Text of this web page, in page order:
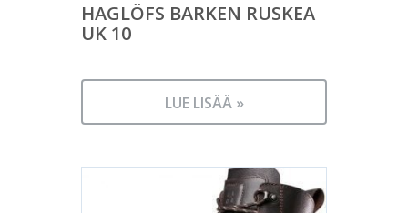
HAGLÖFS BARKEN RUSKEA
UK 10
LUE LISÄÄ »